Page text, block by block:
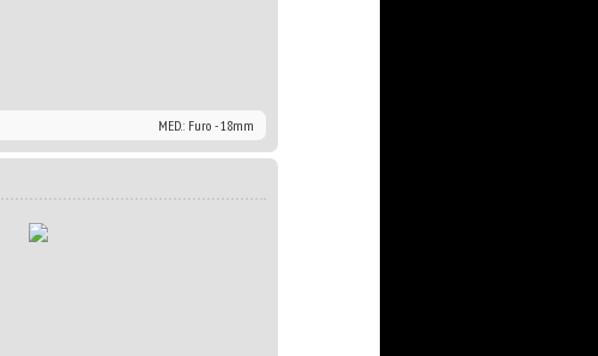
MED.: Furo - 18mm